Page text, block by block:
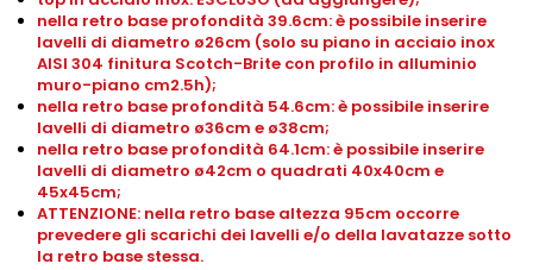
nella retro base profondità 39.6cm: è possibile inserire
lavelli di diametro ø26cm (solo su piano in acciaio inox
AISI 304 finitura Scotch-Brite con profilo in alluminio
muro-piano cm2.5h);
nella retro base profondità 54.6cm: è possibile inserire
lavelli di diametro ø36cm e ø38cm;
nella retro base profondità 64.1cm: è possibile inserire
lavelli di diametro ø42cm o quadrati 40x40cm e
45x45cm;
ATTENZIONE: nella retro base altezza 95cm occorre
prevedere gli scarichi dei lavelli e/o della lavatazze sotto
la retro base stessa.